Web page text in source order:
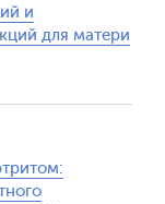
и
для матери